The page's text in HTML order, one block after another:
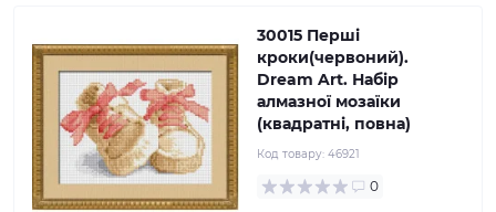
30015 Перші
кроки(червоний).
Dream Art. Набір
алмазної мозаїки
(квадратні, повна)
Код товару: 46921
0